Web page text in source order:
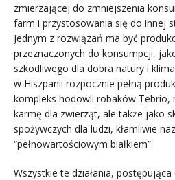
zmierzającej do zmniejszenia
farm i przystosowania się do innej
Jednym z rozwiązań ma być
przeznaczonych do konsumpcji,
szkodliwego dla dobra natury i
w Hiszpanii rozpocznie pełną
kompleks hodowli robaków Tebrio,
karmę dla zwierząt, ale także jako
spożywczych dla ludzi, kłamliwie
“pełnowartościowym białkiem”.
Wszystkie te działania,